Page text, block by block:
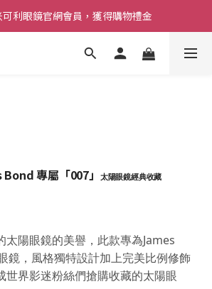
利眼鏡官網會員，獲得購物禮金
專屬 「007」 太陽眼鏡經典收藏
太陽眼鏡的美譽，此款專為James
鏡，風格獨特設計加上完美比例修飾
世界影迷粉絲們搶購收藏的太陽眼